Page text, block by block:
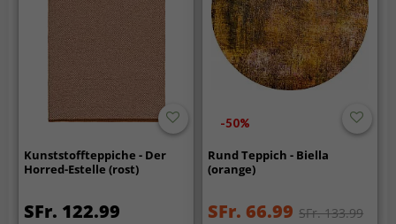
Kunststoffteppiche - Der
Horred-Estelle (rost)
SFr. 122.99
-50%
Rund Teppich - Biella
(orange)
SFr. 66.99 SFr. 133.99